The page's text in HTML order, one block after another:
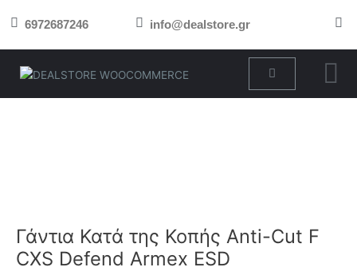
στο 6972687246 info@dealstore.gr
Cart
Γάντια Κατά της Κοπής Anti-Cut F
CXS Defend Armex ESD
CXS
Defend
Armex